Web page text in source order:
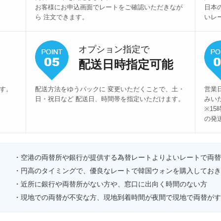
お客様にお申込画面でレートをご確認いただきなが
ら 注文できます。
日本
いレ
。
オプション指定で
配送日時指定可能
配送方法をゆうパックに 変更いただくことで、土・
日・祝日など 配送日、時間帯を指定いただけます。
営業
みい
※15
の発
・空港の両替所や銀行が提供する為替レートよりよいレートで両
・円高のタイミングで、優良なレートで韓国ウォンを購入してお
・近所に銀行や両替所がない方や、窓口に出向く時間のない方
・現地での両替が不安な方、現地到着時間が夜間で現地で両替が